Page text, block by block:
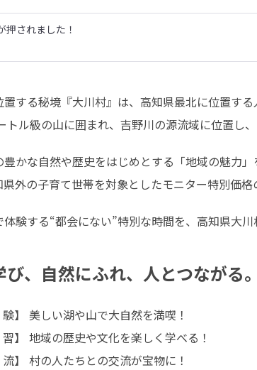
押されました！
する秘境『大川村』は、高知県最北に位置す
トル級の山に囲まれ、吉野川の源流域に位置し
かな自然や歴史をはじめとする「地域の魅力
外の子育て世帯を対象としたモニター特別価格
体験する“都会にない”特別な時間を、高知県大
、自然にふれ、人とつながる。
】 美しい湖や山で大自然を満喫！
】 地域の歴史や文化を楽しく学べる！
】 村の人たちとの交流が宝物に！